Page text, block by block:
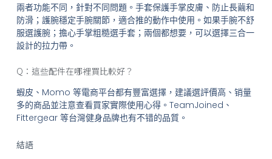
兩者功能不同，針對不同問題。手套保護手掌皮膚、防止長繭和
防滑；護腕穩定手腕關節，適合推的動作中使用。如果手腕不舒
服選護腕；擔心手掌粗糙選手套；兩個都想要，可以選擇三合一
設計的拉力帶。
Q：這些配件在哪裡買比較好？
蝦皮、Momo 等電商平台都有豐富選擇，建議選評價高、销量
多的商品並注意查看買家實際使用心得。TeamJoined、
Fittergear 等台灣健身品牌也有不错的品質。
結語